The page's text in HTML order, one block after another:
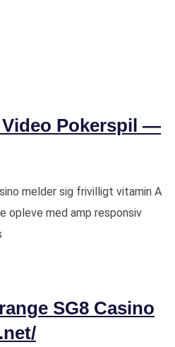
Video Pokerspil —
melder sig frivilligt vitamin A
opleve med amp responsiv
SG8 Casino